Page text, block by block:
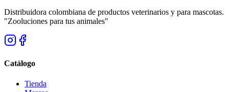
Distribuidora colombiana de productos veterinarios y para mascotas.
"Zooluciones para tus animales"
Catálogo
Tienda